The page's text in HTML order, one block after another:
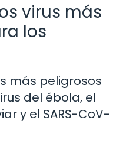
virus más
los
más peligrosos
del ébola, el
y el SARS-CoV-